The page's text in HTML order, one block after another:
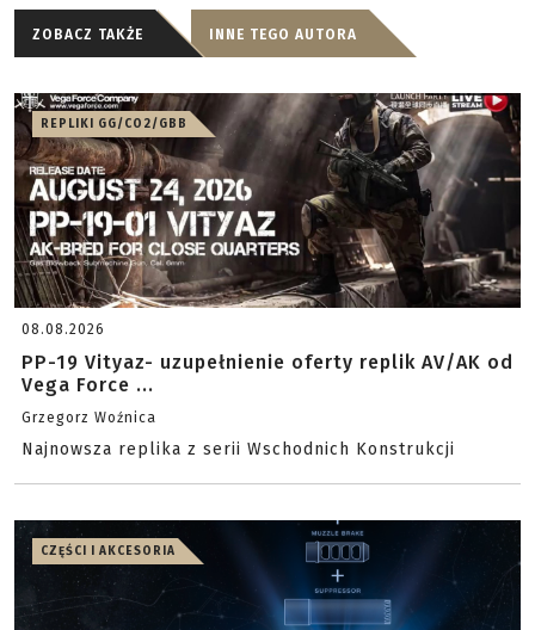
ZOBACZ TAKŻE INNE TEGO AUTORA
REPLIKI GG/CO2/GBB
08.08.2026
PP-19 Vityaz- uzupełnienie oferty replik AV/AK od
Vega Force ...
Grzegorz Woźnica
Najnowsza replika z serii Wschodnich Konstrukcji
CZĘŚCI I AKCESORIA